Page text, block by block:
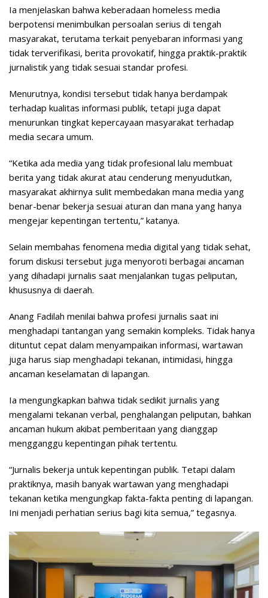
Ia menjelaskan bahwa keberadaan homeless media
berpotensi menimbulkan persoalan serius di tengah
masyarakat, terutama terkait penyebaran informasi yang
tidak terverifikasi, berita provokatif, hingga praktik-praktik
jurnalistik yang tidak sesuai standar profesi.
Menurutnya, kondisi tersebut tidak hanya berdampak
terhadap kualitas informasi publik, tetapi juga dapat
menurunkan tingkat kepercayaan masyarakat terhadap
media secara umum.
“Ketika ada media yang tidak profesional lalu membuat
berita yang tidak akurat atau cenderung menyudutkan,
masyarakat akhirnya sulit membedakan mana media yang
benar-benar bekerja sesuai aturan dan mana yang hanya
mengejar kepentingan tertentu,” katanya.
Selain membahas fenomena media digital yang tidak sehat,
forum diskusi tersebut juga menyoroti berbagai ancaman
yang dihadapi jurnalis saat menjalankan tugas peliputan,
khususnya di daerah.
Anang Fadilah menilai bahwa profesi jurnalis saat ini
menghadapi tantangan yang semakin kompleks. Tidak hanya
dituntut cepat dalam menyampaikan informasi, wartawan
juga harus siap menghadapi tekanan, intimidasi, hingga
ancaman keselamatan di lapangan.
Ia mengungkapkan bahwa tidak sedikit jurnalis yang
mengalami tekanan verbal, penghalangan peliputan, bahkan
ancaman hukum akibat pemberitaan yang dianggap
mengganggu kepentingan pihak tertentu.
“Jurnalis bekerja untuk kepentingan publik. Tetapi dalam
praktiknya, masih banyak wartawan yang menghadapi
tekanan ketika mengungkap fakta-fakta penting di lapangan.
Ini menjadi perhatian serius bagi kita semua,” tegasnya.